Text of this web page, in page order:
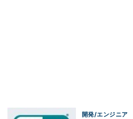
開発/エンジニア